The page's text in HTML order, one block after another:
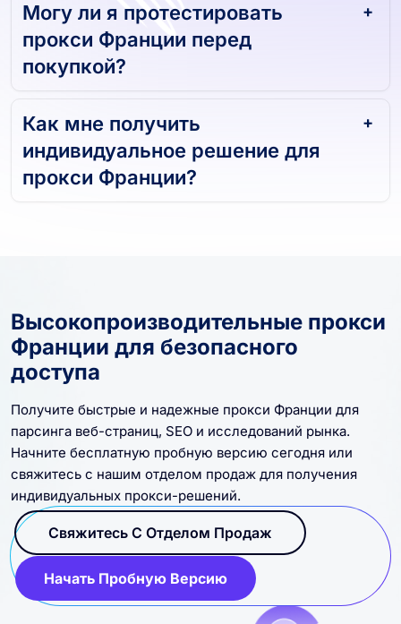
Могу ли я протестировать
прокси Франции перед
Как мне получить
индивидуальное решение для
Высокопроизводительные прокси
Франции для безопасного
доступа
Получите быстрые и надежные прокси Франции для
парсинга веб-страниц, SEO и исследований рынка.
Начните бесплатную пробную версию сегодня или
свяжитесь с нашим отделом продаж для получения
индивидуальных прокси-решений.
Свяжитесь С Отделом Продаж
Начать Пробную Версию